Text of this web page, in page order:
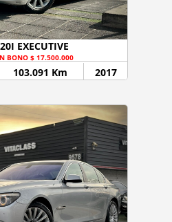
EXECUTIVE
BONO $ 17.500.000
103.091 Km 2017